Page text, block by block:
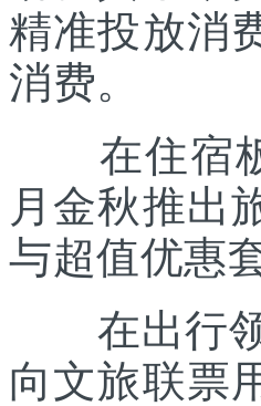
精准投放消
消费。
在住宿板
月金秋推出
与超值优惠
在出行领
向文旅联票